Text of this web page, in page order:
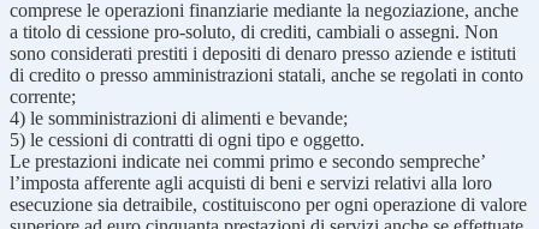
comprese le operazioni finanziarie mediante la negoziazione, anche
a titolo di cessione pro-soluto, di crediti, cambiali o assegni. Non
sono considerati prestiti i depositi di denaro presso aziende e istituti
di credito o presso amministrazioni statali, anche se regolati in conto
corrente;
4) le somministrazioni di alimenti e bevande;
5) le cessioni di contratti di ogni tipo e oggetto.
Le prestazioni indicate nei commi primo e secondo sempreche’
l’imposta afferente agli acquisti di beni e servizi relativi alla loro
esecuzione sia detraibile, costituiscono per ogni operazione di valore